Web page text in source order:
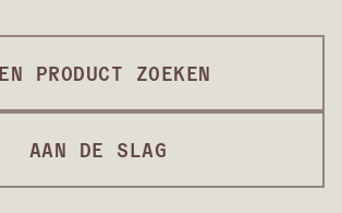
PRODUCT ZOEKEN
AAN DE SLAG